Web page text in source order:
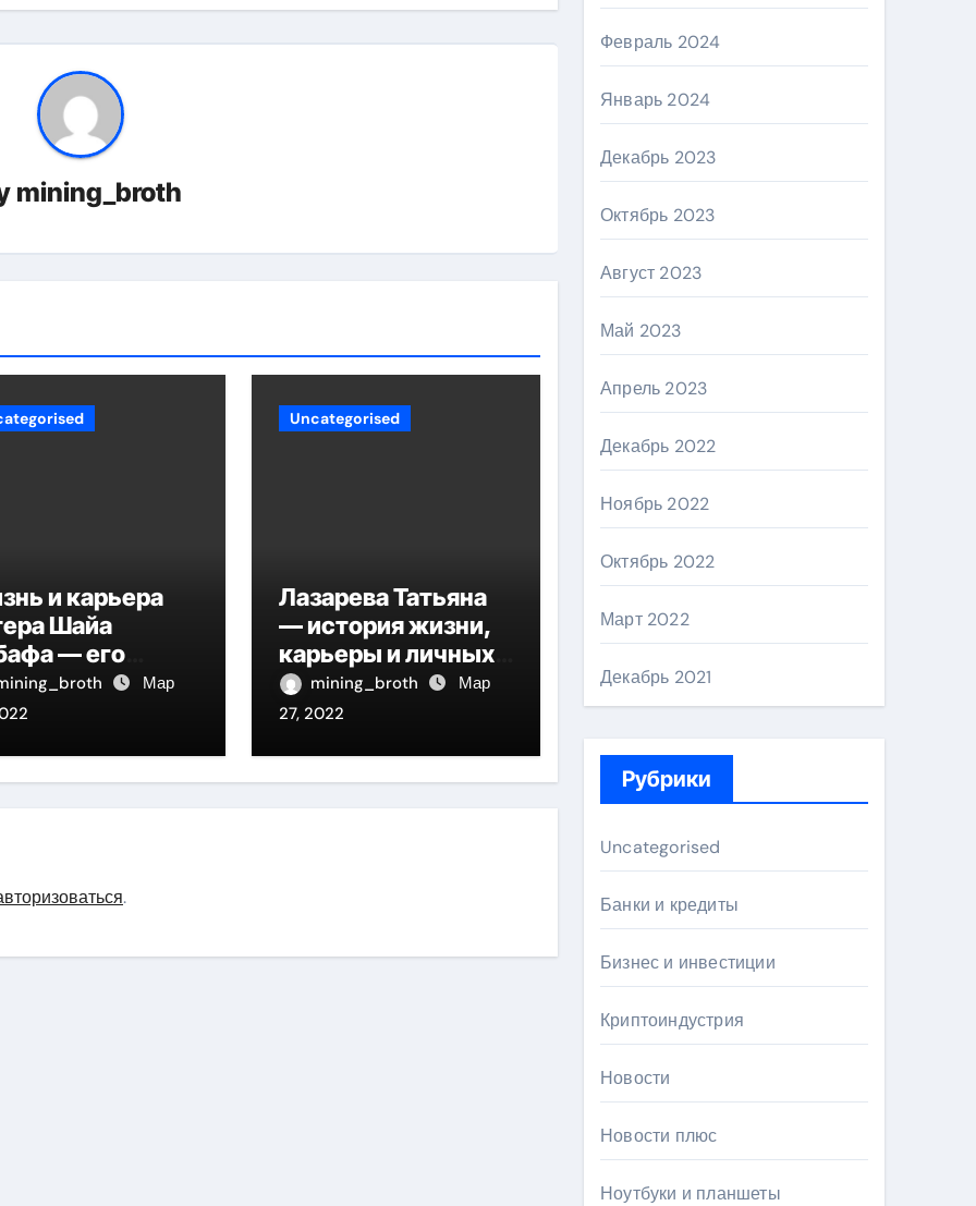
mining_broth
и карьера
Шайа
— его
и
Мар
Uncategorised
Лазарева Татьяна
— история жизни,
карьеры и личных
достижений
знаменитой
mining_broth
Мар
27, 2022
.
Февраль 2024
Январь 2024
Декабрь 2023
Октябрь 2023
Август 2023
Май 2023
Апрель 2023
Декабрь 2022
Ноябрь 2022
Октябрь 2022
Март 2022
Декабрь 2021
Рубрики
Uncategorised
Банки и кредиты
Бизнес и инвестиции
Криптоиндустрия
Новости
Новости плюс
Ноутбуки и планшеты